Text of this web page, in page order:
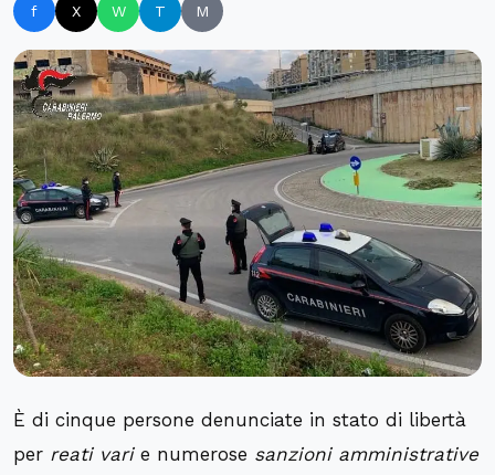
f X W T M
È di cinque persone denunciate in stato di libertà
per reati varie numerose sanzioni amministrative